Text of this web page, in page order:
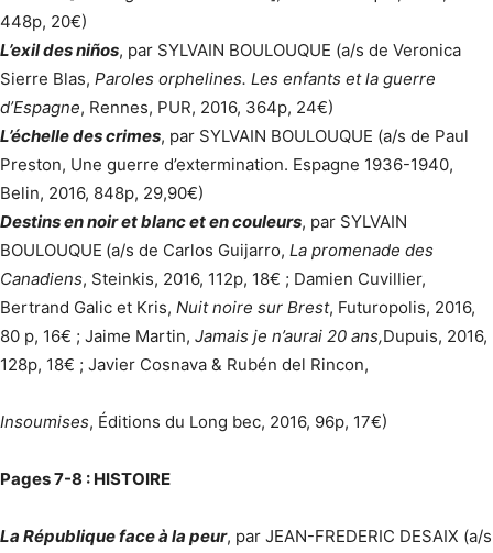
448p, 20€)
L’exil des niños, par SYLVAIN BOULOUQUE (a/s de Veronica
Sierre Blas, Paroles orphelines. Les enfants et la guerre
d’Espagne, Rennes, PUR, 2016, 364p, 24€)
L’échelle des crimes, par SYLVAIN BOULOUQUE (a/s de Paul
Preston, Une guerre d’extermination. Espagne 1936-1940,
Belin, 2016, 848p, 29,90€)
Destins en noir et blanc et en couleurs, par SYLVAIN
BOULOUQUE (a/s de Carlos Guijarro, La promenade des
Canadiens, Steinkis, 2016, 112p, 18€ ; Damien Cuvillier,
Bertrand Galic et Kris, Nuit noire sur Brest, Futuropolis, 2016,
80 p, 16€ ; Jaime Martin, Jamais je n’aurai 20 ans,Dupuis, 2016,
128p, 18€ ; Javier Cosnava & Rubén del Rincon,
Insoumises, Éditions du Long bec, 2016, 96p, 17€)
Pages 7-8 : HISTOIRE
La République face à la peur, par JEAN-FREDERIC DESAIX (a/s